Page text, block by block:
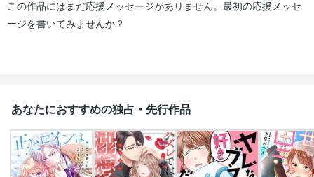
この作品にはまだ応援メッセージがありません。最初の応援メッセ
ージを書いてみませんか？
あなたにおすすめの独占・先行作品